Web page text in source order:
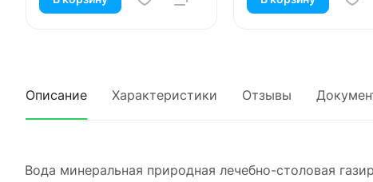
Описание Характеристики Отзывы
Вода минеральная природная лечебно-столовая